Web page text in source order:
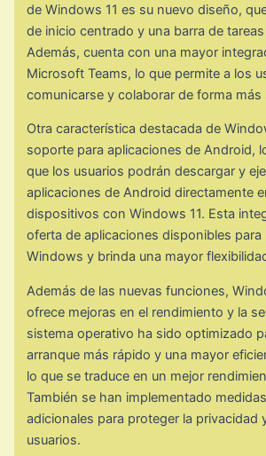
de Windows 11 es su nuevo diseño,
de inicio centrado y una barra de
Además, cuenta con una mayor
Microsoft Teams, lo que permite a los
comunicarse y colaborar de forma más
Otra característica destacada de
soporte para aplicaciones de Android,
que los usuarios podrán descargar y
aplicaciones de Android directamente
dispositivos con Windows 11. Esta
oferta de aplicaciones disponibles para
Windows y brinda una mayor
Además de las nuevas funciones,
ofrece mejoras en el rendimiento y la
sistema operativo ha sido optimizado
arranque más rápido y una mayor
lo que se traduce en un mejor
También se han implementado
adicionales para proteger la privacidad
usuarios.